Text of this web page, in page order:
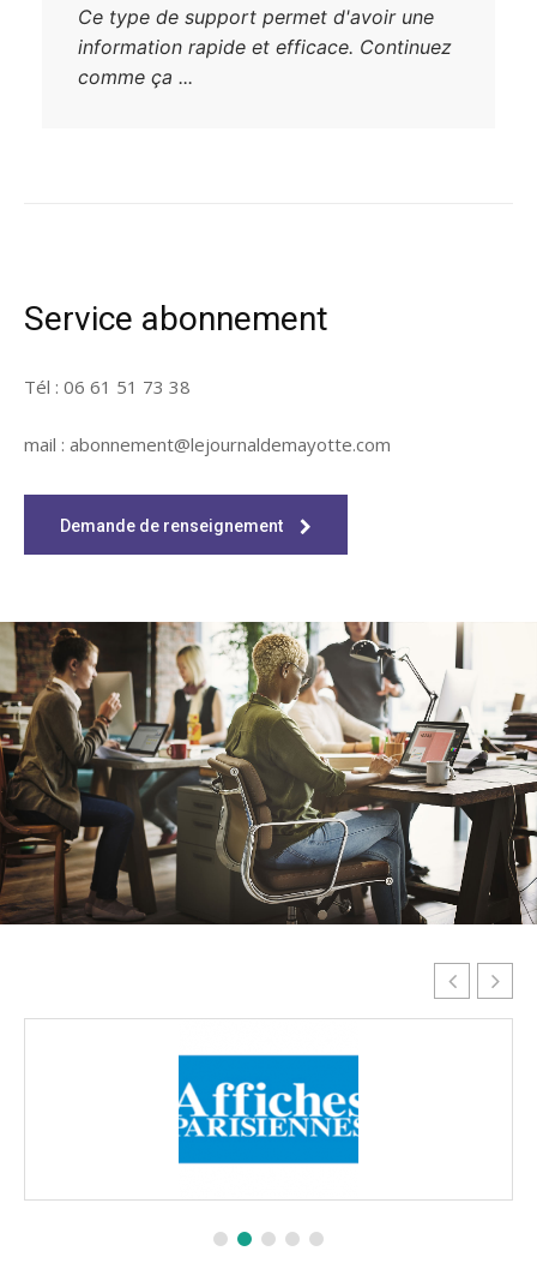
Ce type de support permet d'avoir une
information rapide et efficace. Continuez
comme ça ...
Service abonnement
Tél : 06 61 51 73 38
mail : abonnement@lejournaldemayotte.com
Demande de renseignement